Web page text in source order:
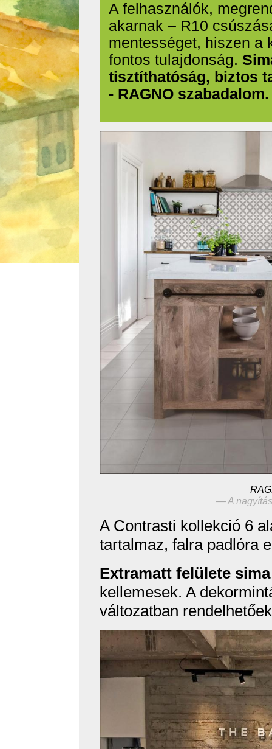
A felhasználók,
akarnak – R10
mentességet, hiszen a
fontos tulajdonság.
tisztíthatóság, biztos
- RAGNO szabadalom.
— A
A Contrasti kollekció 6
tartalmaz, falra padlóra
Extramatt felülete
kellemesek. A
változatban